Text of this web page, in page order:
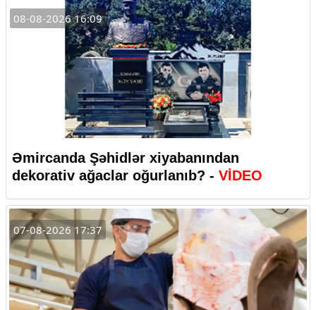
08-08-2026 16:09
Əmircanda Şəhidlər xiyabanından
dekorativ ağaclar oğurlanıb? - VİDEO
07-08-2026 17:37